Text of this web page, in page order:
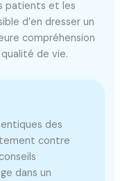
patients et les
d’en dresser un
compréhension
de vie.
des
contre
dans un